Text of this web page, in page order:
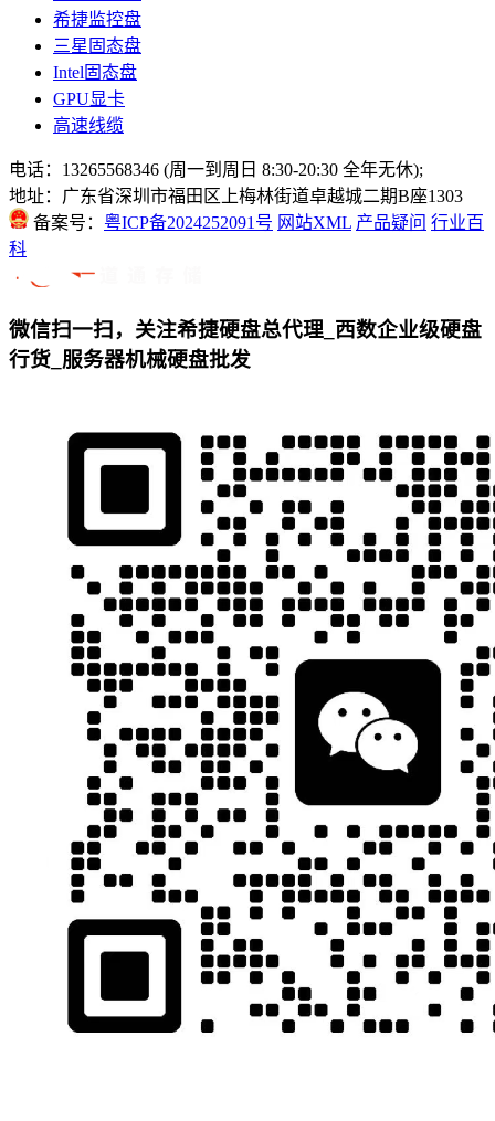
希捷监控盘
三星固态盘
Intel固态盘
GPU显卡
高速线缆
电话：13265568346 (周一到周日 8:30-20:30 全年无休);
地址：广东省深圳市福田区上梅林街道卓越城二期B座1303
备案号： 粤ICP备2024252091号 网站XML 产品疑问 行业百
科
微信扫一扫，关注希捷硬盘总代理_西数企业级硬盘
行货_服务器机械硬盘批发